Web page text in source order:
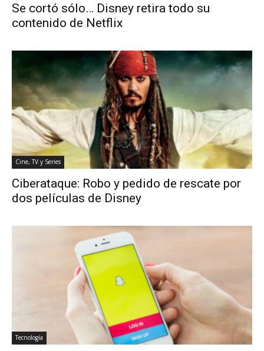
Se cortó sólo… Disney retira todo su
contenido de Netflix
Cine, TV y Series
Ciberataque: Robo y pedido de rescate por
dos películas de Disney
Tecnología